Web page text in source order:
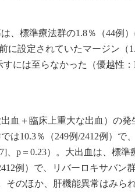
、標準療法群の1.8％（44例
に設定されていたマージン（
には至らなかった（優越性
血＋臨床上重大な出血）の発
は10.3％（249例/2412例）で
、p＝0.23）。大出血は、標
例）で、リバーロキサバン
そのほか、肝機能異常はみら